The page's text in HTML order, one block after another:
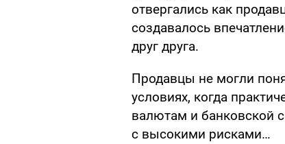
отвергались как
создавалось
друг друга.
Продавцы не могли
условиях, когда
валютам и банковской
с высокими рисками…